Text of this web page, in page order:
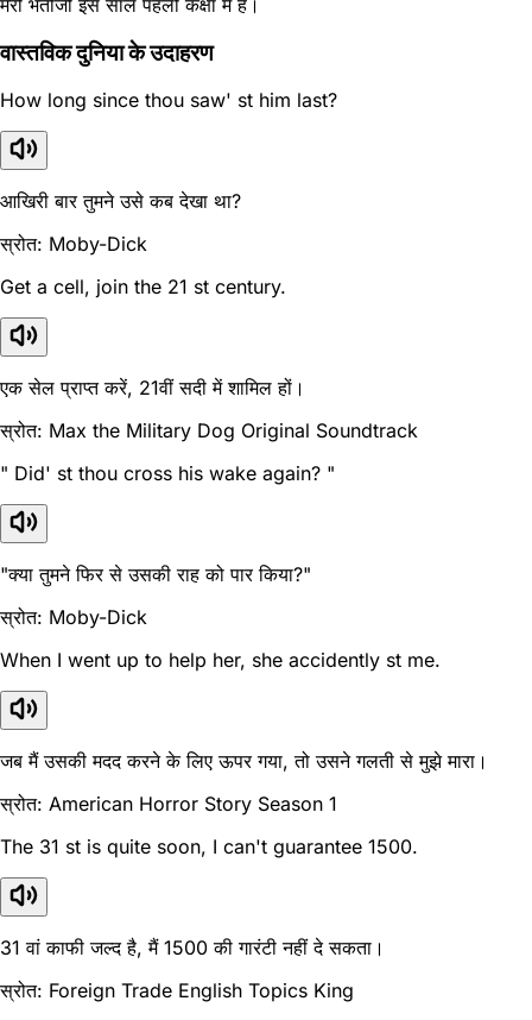
वास्तविक दुनिया के उदाहरण
How long since thou saw' st him last?
आखिरी बार तुमने उसे कब देखा था?
स्रोत: Moby-Dick
Get a cell, join the 21 st century.
एक सेल प्राप्त करें, 21वीं सदी में शामिल हों।
स्रोत: Max the Military Dog Original Soundtrack
" Did' st thou cross his wake again? "
"क्या तुमने फिर से उसकी राह को पार किया?"
स्रोत: Moby-Dick
When I went up to help her, she accidently st me.
जब मैं उसकी मदद करने के लिए ऊपर गया, तो उसने गलती से मुझे मारा।
स्रोत: American Horror Story Season 1
The 31 st is quite soon, I can't guarantee 1500.
31 वां काफी जल्द है, मैं 1500 की गारंटी नहीं दे सकता।
स्रोत: Foreign Trade English Topics King